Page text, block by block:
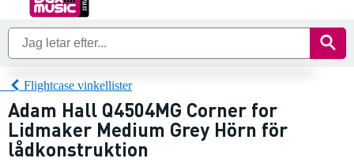
Flightcase vinkellister
Adam Hall Q4504MG Corner for
Lidmaker Medium Grey Hörn för
lådkonstruktion